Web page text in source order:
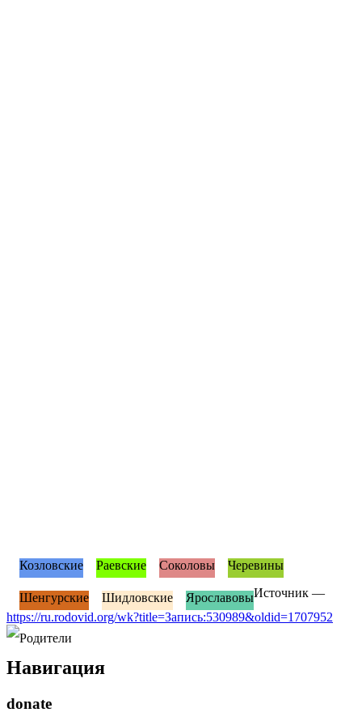
Родители
Козловские Раевские Соколовы Черевины
Шенгурские Шидловские ЯрославовыИсточник —
https://ru.rodovid.org/wk?title=Запись:530989&oldid=1707952
Навигация
donate